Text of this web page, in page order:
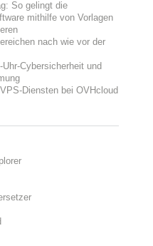
So gelingt die
mithilfe von Vorlagen
nach wie vor der
Cybersicherheit und
Diensten bei OVHcloud